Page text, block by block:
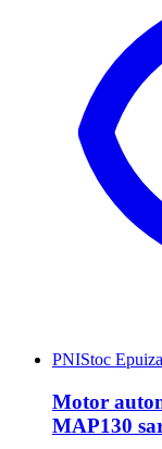
PNIStoc
Motor
MAP130